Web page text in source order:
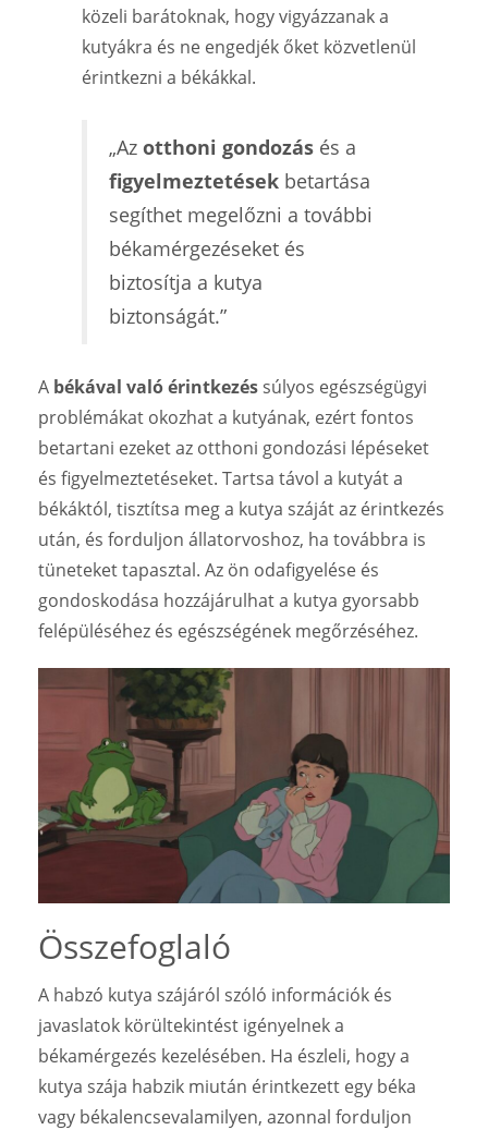
közeli barátoknak, hogy vigyázzanak a
kutyákra és ne engedjék őket közvetlenül
érintkezni a békákkal.
„Az otthoni gondozás és a
figyelmeztetések betartása
segíthet megelőzni a további
békamérgezéseket és
biztosítja a kutya
biztonságát.”
A békával való érintkezés súlyos egészségügyi
problémákat okozhat a kutyának, ezért fontos
betartani ezeket az otthoni gondozási lépéseket
és figyelmeztetéseket. Tartsa távol a kutyát a
békáktól, tisztítsa meg a kutya száját az érintkezés
után, és forduljon állatorvoshoz, ha továbbra is
tüneteket tapasztal. Az ön odafigyelése és
gondoskodása hozzájárulhat a kutya gyorsabb
felépüléséhez és egészségének megőrzéséhez.
Összefoglaló
A habzó kutya szájáról szóló információk és
javaslatok körültekintést igényelnek a
békamérgezés kezelésében. Ha észleli, hogy a
kutya szája habzik miután érintkezett egy béka
vagy békalencsevalamilyen, azonnal forduljon